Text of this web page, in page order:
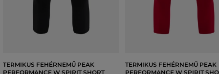
TERMIKUS FEHÉRNEMŰ PEAK
PERFORMANCE W SPIRIT SHORT
TERMIKUS FEHÉRNEMŰ PEAK
PERFORMANCE W SPIRIT